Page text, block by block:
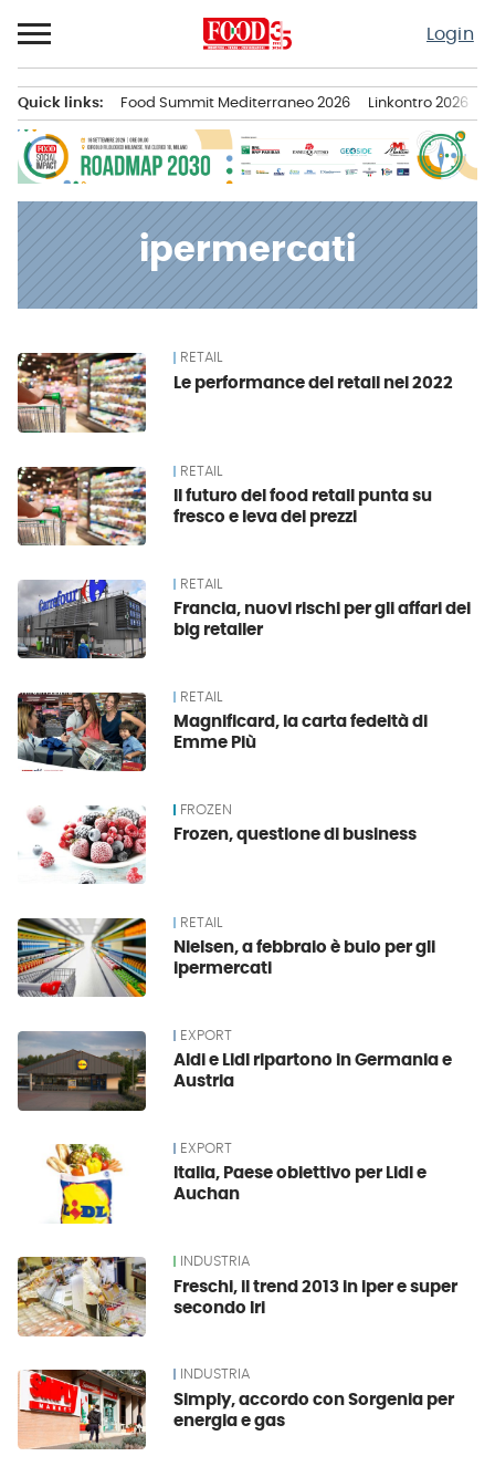
al
contenuto
Login
principale
Quick links: Food Summit Mediterraneo 2026 Linkontro 2026
ipermercati
News RETAIL
Le performance del retail nel 2022
RETAIL
Il futuro del food retail punta su
fresco e leva dei prezzi
RETAIL
Francia, nuovi rischi per gli affari dei
big retailer
RETAIL
Magnificard, la carta fedeltà di
Emme Più
FROZEN
Frozen, questione di business
RETAIL
Nielsen, a febbraio è buio per gli
ipermercati
EXPORT
Aldi e Lidl ripartono in Germania e
Austria
EXPORT
Italia, Paese obiettivo per Lidl e
Auchan
INDUSTRIA
Freschi, il trend 2013 in iper e super
secondo Iri
INDUSTRIA
Simply, accordo con Sorgenia per
energia e gas